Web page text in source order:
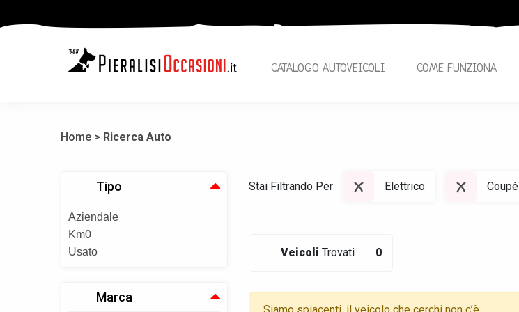
CATALOGO AUTOVEICOLI COME FUNZIONA
Home > Ricerca Auto
Tipo
Aziendale
Km0
Usato
Marca
Stai Filtrando Per Elettrico Coupè
Veicoli Trovati 0